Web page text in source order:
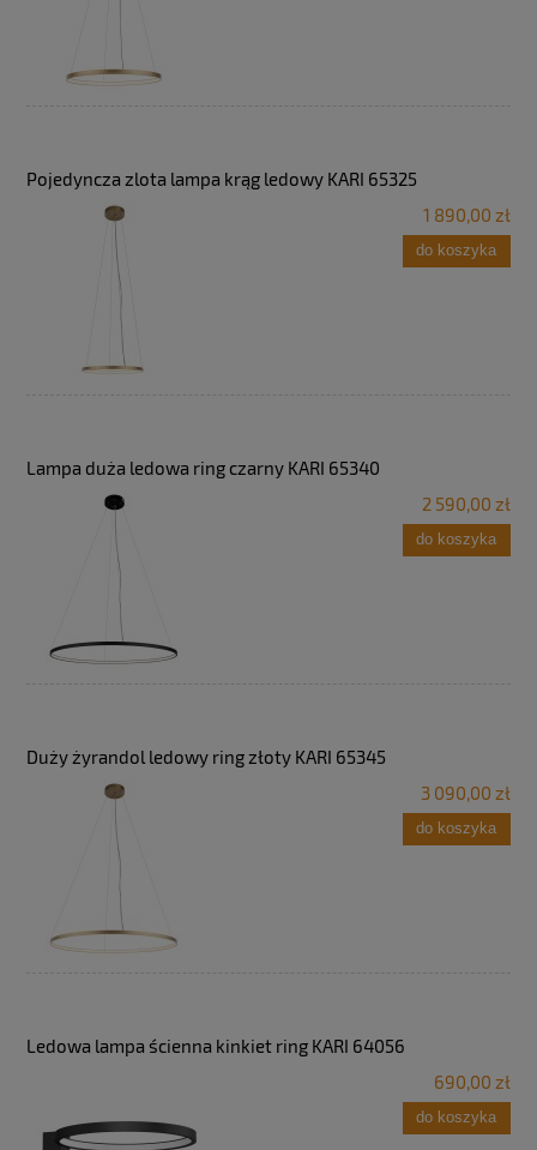
Pojedyncza zlota lampa krąg ledowy KARI 65325
1 890,00 zł
do koszyka
Lampa duża ledowa ring czarny KARI 65340
2 590,00 zł
do koszyka
Duży żyrandol ledowy ring złoty KARI 65345
3 090,00 zł
do koszyka
Ledowa lampa ścienna kinkiet ring KARI 64056
690,00 zł
do koszyka